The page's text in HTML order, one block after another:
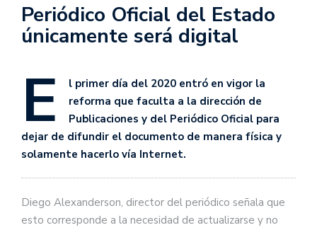
Periódico Oficial del Estado
únicamente será digital
E
l primer día del 2020 entró en vigor la
reforma que faculta a la dirección de
Publicaciones y del Periódico Oficial para
dejar de difundir el documento de manera física y
solamente hacerlo vía Internet.
Diego Alexanderson, director del periódico señala que
esto corresponde a la necesidad de actualizarse y no